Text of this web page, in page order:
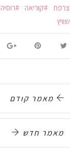
צרפת קוריאה
רוסיה
שוויץ
מאמר קודם
מאמר חדש